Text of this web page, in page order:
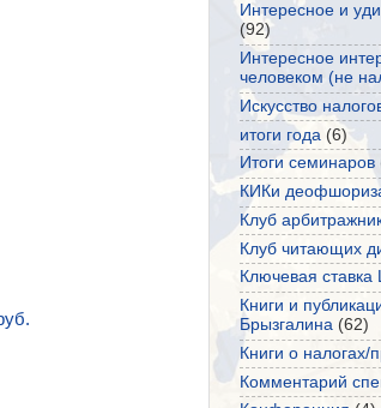
Интересное и
(92)
Интересное
человеком (не
Искусство
итоги года (6)
Итоги семинаров
КИКи
Клуб
Клуб читающих
Ключевая ставка
Книги и
Брызгалина (62)
Книги о налогах/
Комментарий